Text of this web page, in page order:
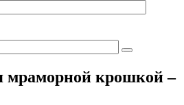
мраморной крошкой –